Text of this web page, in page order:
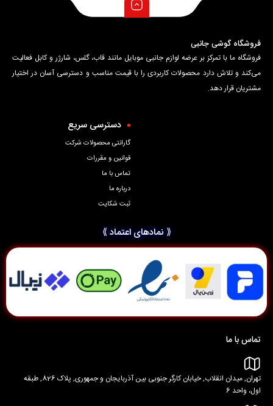
فروشگاه گوشی جانبی
فروشگاه ما با تمرکز بر عرضه لوازم جانبی موبایل مانند قاب، گلس، شارژر و کابل فعالیت
می‌کند و تلاش دارد محصولات کاربردی را با قیمت مناسب و دسترسی آسان در اختیار
مشتریان قرار دهد.
دسترسی سریع
گارانتی محصولات شرکت
قوانین و مقررات
تماس با ما
درباره ما
ثبت شکایت
⟪ نمادهای اعتماد ⟫
تماس با ما
تهران, میدان انقلاب, خیابان کارگر جنوبی بین آذربایجان و جمهوری, پلاک 826, طبقه
اول، واحد 6